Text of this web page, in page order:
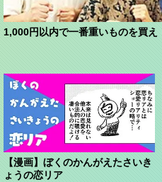
1,000円以内で一番重いものを買え
【漫画】ぼくのかんがえたさいき
ょうの恋リア